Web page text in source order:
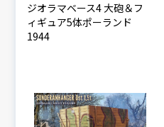
ジオラマベース4 大砲＆フ
ィギュア5体ポーランド
1944